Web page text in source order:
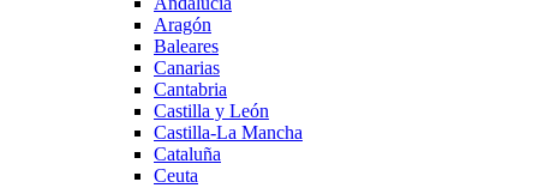
Aragón
Baleares
Canarias
Cantabria
Castilla y León
Castilla-La Mancha
Cataluña
Ceuta